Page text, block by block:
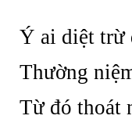
Ý ai diệt trừ
Thường
Từ đó thoát